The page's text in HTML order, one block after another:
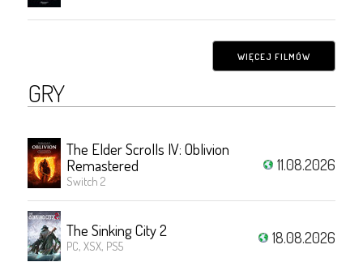
WIĘCEJ FILMÓW
GRY
The Elder Scrolls IV: Oblivion
Remastered
Switch 2
11.08.2026
The Sinking City 2
PC, XSX, PS5 18.08.2026